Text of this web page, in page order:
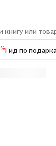
%Гид по